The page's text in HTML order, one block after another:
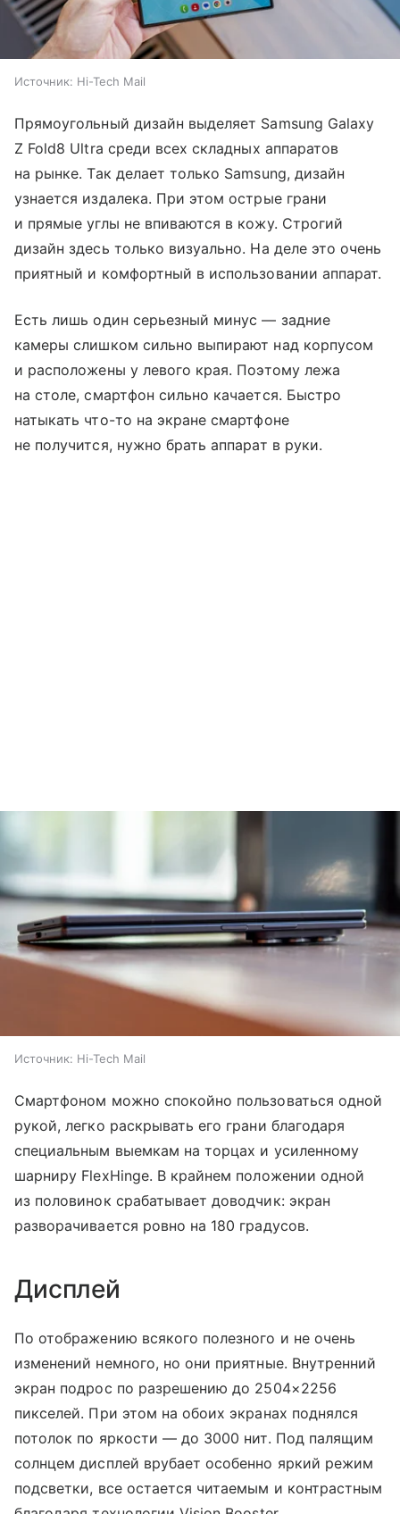
Источник: Hi-Tech Mail
Прямоугольный дизайн выделяет Samsung Galaxy
Z Fold8 Ultra среди всех складных аппаратов
на рынке. Так делает только Samsung, дизайн
узнается издалека. При этом острые грани
и прямые углы не впиваются в кожу. Строгий
дизайн здесь только визуально. На деле это очень
приятный и комфортный в использовании аппарат.
Есть лишь один серьезный минус — задние
камеры слишком сильно выпирают над корпусом
и расположены у левого края. Поэтому лежа
на столе, смартфон сильно качается. Быстро
натыкать что-то на экране смартфоне
не получится, нужно брать аппарат в руки.
Источник: Hi-Tech Mail
Смартфоном можно спокойно пользоваться одной
рукой, легко раскрывать его грани благодаря
специальным выемкам на торцах и усиленному
шарниру FlexHinge. В крайнем положении одной
из половинок срабатывает доводчик: экран
разворачивается ровно на 180 градусов.
Дисплей
По отображению всякого полезного и не очень
изменений немного, но они приятные. Внутренний
экран подрос по разрешению до 2504×2256
пикселей. При этом на обоих экранах поднялся
потолок по яркости — до 3000 нит. Под палящим
солнцем дисплей врубает особенно яркий режим
подсветки, все остается читаемым и контрастным